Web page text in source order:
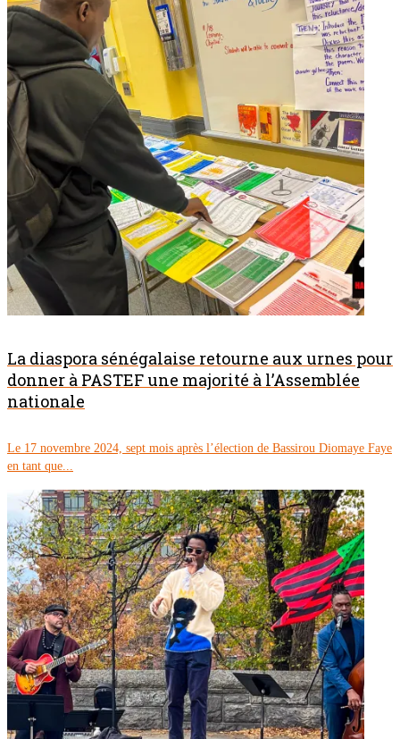
La diaspora sénégalaise retourne aux urnes pour
donner à PASTEF une majorité à l’Assemblée
nationale
Le 17 novembre 2024, sept mois après l’élection de Bassirou Diomaye Faye
en tant que...